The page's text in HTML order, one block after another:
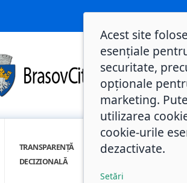
TRANSPARENȚĂ
DECIZIONALĂ
INTEGRITATE
Acest site
esențiale
securitate,
opționale
marketing.
utilizarea
cookie-urile
dezactivate.
Setări